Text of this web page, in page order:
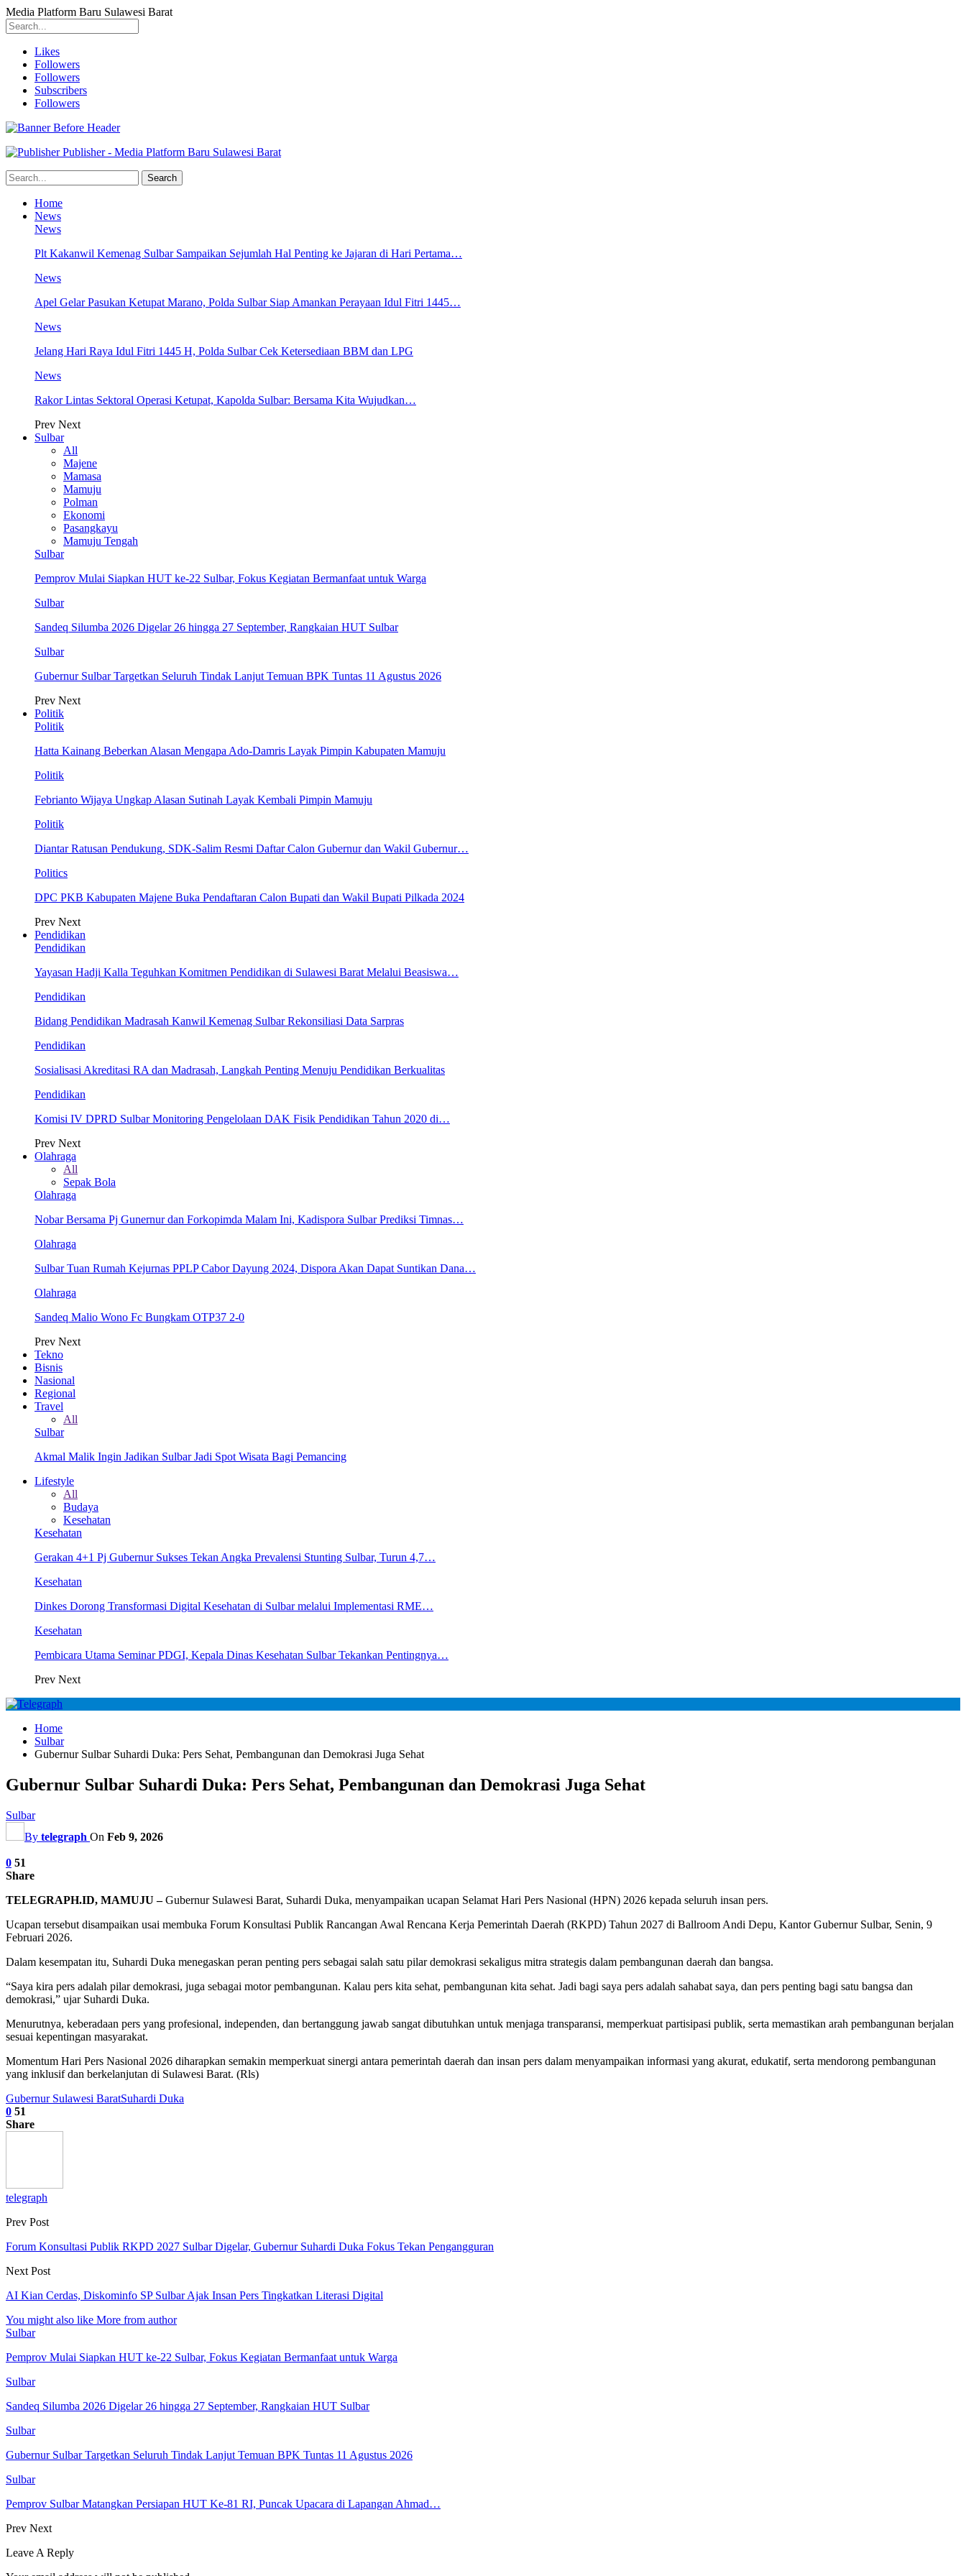
Media Platform Baru Sulawesi Barat
Likes
Followers
Followers
Subscribers
Followers
Publisher - Media Platform Baru Sulawesi Barat
Home
News
News
Plt Kakanwil Kemenag Sulbar Sampaikan Sejumlah Hal Penting ke Jajaran di Hari Pertama…
News
Apel Gelar Pasukan Ketupat Marano, Polda Sulbar Siap Amankan Perayaan Idul Fitri 1445…
News
Jelang Hari Raya Idul Fitri 1445 H, Polda Sulbar Cek Ketersediaan BBM dan LPG
News
Rakor Lintas Sektoral Operasi Ketupat, Kapolda Sulbar: Bersama Kita Wujudkan…
Prev Next
Sulbar
All
Majene
Mamasa
Mamuju
Polman
Ekonomi
Pasangkayu
Mamuju Tengah
Sulbar
Pemprov Mulai Siapkan HUT ke-22 Sulbar, Fokus Kegiatan Bermanfaat untuk Warga
Sulbar
Sandeq Silumba 2026 Digelar 26 hingga 27 September, Rangkaian HUT Sulbar
Sulbar
Gubernur Sulbar Targetkan Seluruh Tindak Lanjut Temuan BPK Tuntas 11 Agustus 2026
Prev Next
Politik
Politik
Hatta Kainang Beberkan Alasan Mengapa Ado-Damris Layak Pimpin Kabupaten Mamuju
Politik
Febrianto Wijaya Ungkap Alasan Sutinah Layak Kembali Pimpin Mamuju
Politik
Diantar Ratusan Pendukung, SDK-Salim Resmi Daftar Calon Gubernur dan Wakil Gubernur…
Politics
DPC PKB Kabupaten Majene Buka Pendaftaran Calon Bupati dan Wakil Bupati Pilkada 2024
Prev Next
Pendidikan
Pendidikan
Yayasan Hadji Kalla Teguhkan Komitmen Pendidikan di Sulawesi Barat Melalui Beasiswa…
Pendidikan
Bidang Pendidikan Madrasah Kanwil Kemenag Sulbar Rekonsiliasi Data Sarpras
Pendidikan
Sosialisasi Akreditasi RA dan Madrasah, Langkah Penting Menuju Pendidikan Berkualitas
Pendidikan
Komisi IV DPRD Sulbar Monitoring Pengelolaan DAK Fisik Pendidikan Tahun 2020 di…
Prev Next
Olahraga
All
Sepak Bola
Olahraga
Nobar Bersama Pj Gunernur dan Forkopimda Malam Ini, Kadispora Sulbar Prediksi Timnas…
Olahraga
Sulbar Tuan Rumah Kejurnas PPLP Cabor Dayung 2024, Dispora Akan Dapat Suntikan Dana…
Olahraga
Sandeq Malio Wono Fc Bungkam OTP37 2-0
Prev Next
Tekno
Bisnis
Nasional
Regional
Travel
All
Sulbar
Akmal Malik Ingin Jadikan Sulbar Jadi Spot Wisata Bagi Pemancing
Lifestyle
All
Budaya
Kesehatan
Kesehatan
Gerakan 4+1 Pj Gubernur Sukses Tekan Angka Prevalensi Stunting Sulbar, Turun 4,7…
Kesehatan
Dinkes Dorong Transformasi Digital Kesehatan di Sulbar melalui Implementasi RME…
Kesehatan
Pembicara Utama Seminar PDGI, Kepala Dinas Kesehatan Sulbar Tekankan Pentingnya…
Prev Next
Home
Sulbar
Gubernur Sulbar Suhardi Duka: Pers Sehat, Pembangunan dan Demokrasi Juga Sehat
Gubernur Sulbar Suhardi Duka: Pers Sehat, Pembangunan dan Demokrasi Juga Sehat
Sulbar
By telegraph On Feb 9, 2026
0 51
Share
TELEGRAPH.ID, MAMUJU –Gubernur Sulawesi Barat, Suhardi Duka, menyampaikan ucapan Selamat Hari Pers Nasional (HPN) 2026 kepada seluruh insan pers.
Ucapan tersebut disampaikan usai membuka Forum Konsultasi Publik Rancangan Awal Rencana Kerja Pemerintah Daerah (RKPD) Tahun 2027 di Ballroom Andi Depu, Kantor Gubernur Sulbar, Senin, 9
Februari 2026.
Dalam kesempatan itu, Suhardi Duka menegaskan peran penting pers sebagai salah satu pilar demokrasi sekaligus mitra strategis dalam pembangunan daerah dan bangsa.
“Saya kira pers adalah pilar demokrasi, juga sebagai motor pembangunan. Kalau pers kita sehat, pembangunan kita sehat. Jadi bagi saya pers adalah sahabat saya, dan pers penting bagi satu bangsa dan
demokrasi,” ujar Suhardi Duka.
Menurutnya, keberadaan pers yang profesional, independen, dan bertanggung jawab sangat dibutuhkan untuk menjaga transparansi, memperkuat partisipasi publik, serta memastikan arah pembangunan berjalan
sesuai kepentingan masyarakat.
Momentum Hari Pers Nasional 2026 diharapkan semakin memperkuat sinergi antara pemerintah daerah dan insan pers dalam menyampaikan informasi yang akurat, edukatif, serta mendorong pembangunan
yang inklusif dan berkelanjutan di Sulawesi Barat. (Rls)
Gubernur Sulawesi BaratSuhardi Duka
0 51
Share
telegraph
Prev Post
Forum Konsultasi Publik RKPD 2027 Sulbar Digelar, Gubernur Suhardi Duka Fokus Tekan Pengangguran
Next Post
AI Kian Cerdas, Diskominfo SP Sulbar Ajak Insan Pers Tingkatkan Literasi Digital
You might also like More from author
Sulbar
Pemprov Mulai Siapkan HUT ke-22 Sulbar, Fokus Kegiatan Bermanfaat untuk Warga
Sulbar
Sandeq Silumba 2026 Digelar 26 hingga 27 September, Rangkaian HUT Sulbar
Sulbar
Gubernur Sulbar Targetkan Seluruh Tindak Lanjut Temuan BPK Tuntas 11 Agustus 2026
Sulbar
Pemprov Sulbar Matangkan Persiapan HUT Ke-81 RI, Puncak Upacara di Lapangan Ahmad…
Prev Next
Leave A Reply